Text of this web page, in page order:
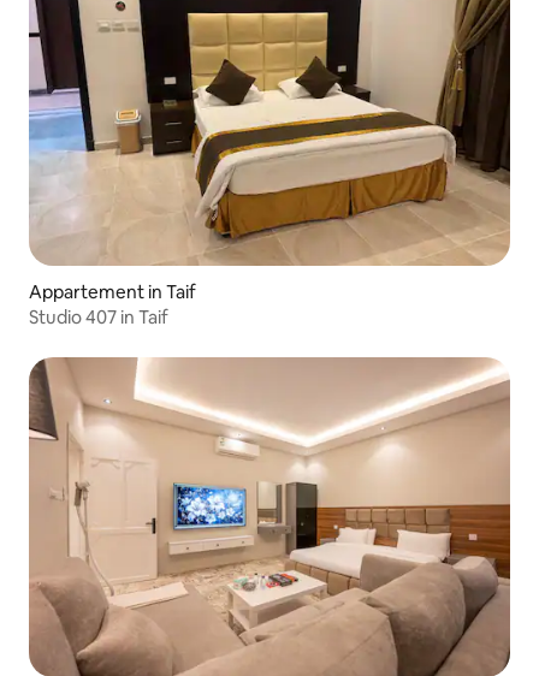
Appartement in Taif
Studio 407 in Taif